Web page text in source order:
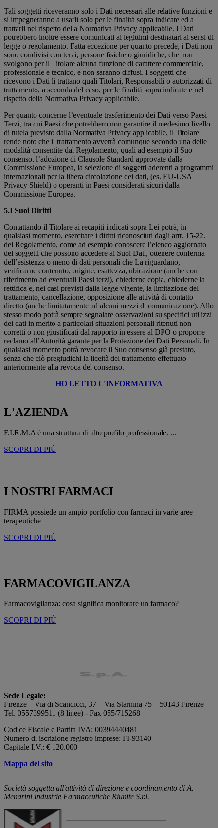
Tali soggetti riceveranno solo i Dati necessari alle relative funzioni e
si impegneranno a usarli solo per le finalità sopra indicate ed a
trattarli nel rispetto della Normativa Privacy applicabile. I Dati
potrebbero inoltre essere comunicati ai legittimi destinatari ai sensi di
legge o regolamento. Fatta eccezione per quanto precede, i Dati non
sono condivisi con terzi, persone fisiche o giuridiche, che non
svolgono per il Titolare alcuna funzione di carattere commerciale,
professionale e tecnico, e non saranno diffusi. I soggetti che
ricevono i Dati li trattano quali Titolari, Responsabili o autorizzati di
trattamento, a seconda del caso, per le finalità sopra indicate e nel
rispetto della Normativa Privacy applicabile.
Per quanto concerne l’eventuale trasferimento dei Dati verso Paesi
Terzi, tra cui Paesi che potrebbero non garantire il medesimo livello
di tutela previsto dalla Normativa Privacy applicabile, il Titolare
rende noto che il trattamento avverrà comunque secondo una delle
modalità consentite dal Regolamento, quali ad esempio il Suo
consenso, l’adozione di Clausole Standard approvate dalla
Commissione Europea, la selezione di soggetti aderenti a programmi
internazionali per la libera circolazione dei dati, (es. EU-USA
Privacy Shield) o operanti in Paesi considerati sicuri dalla
Commissione Europea.
5.I Suoi Diritti
Contattando il Titolare ai recapiti indicati sopra Lei potrà, in
qualsiasi momento, esercitare i diritti riconosciuti dagli artt. 15-22.
del Regolamento, come ad esempio conoscere l’elenco aggiornato
dei soggetti che possono accedere ai Suoi Dati, ottenere conferma
dell’esistenza o meno di dati personali che La riguardano,
verificarne contenuto, origine, esattezza, ubicazione (anche con
riferimento ad eventuali Paesi terzi), chiederne copia, chiederne la
rettifica e, nei casi previsti dalla legge vigente, la limitazione del
trattamento, cancellazione, opposizione alle attività di contatto
diretto (anche limitatamente ad alcuni mezzi di comunicazione). Allo
stesso modo potrà sempre segnalare osservazioni su specifici utilizzi
dei dati in merito a particolari situazioni personali ritenuti non
corretti o non giustificati dal rapporto in essere al DPO o proporre
reclamo all’Autorità garante per la Protezione dei Dati Personali. In
qualsiasi momento potrà revocare il Suo consenso già prestato,
senza che ciò pregiudichi la liceità del trattamento effettuato
anteriormente alla revoca del consenso.
HO LETTO L'INFORMATIVA
L'AZIENDA
F.I.R.M.A è una struttura di alto profilo professionale. ...
SCOPRI DI PIÙ
I NOSTRI FARMACI
FIRMA possiede un ampio portfolio con farmaci in varie aree
terapeutiche
SCOPRI DI PIÙ
FARMACOVIGILANZA
Farmacovigilanza: cosa significa monitorare un farmaco?
SCOPRI DI PIÙ
Sede Legale:
Firenze – Via di Scandicci, 37 – Via Starnina 75 – 50143 Firenze
Tel. 0557399511 (8 linee) - Fax 055/715268
Codice Fiscale e Partita IVA: 00394440481
Numero di iscrizione registro imprese: FI-93140
Capitale I.V.: € 120.000
Mappa del sito
Società soggetta all'attività di direzione e coordinamento di A.
Menarini Industrie Farmaceutiche Riunite S.r.l.